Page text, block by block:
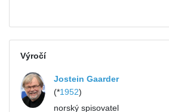
Výročí
Jostein Gaarder
(*1952)
norský spisovatel